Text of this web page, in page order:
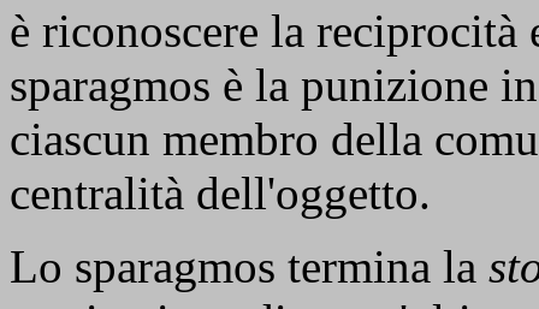
è riconoscere la
sparagmos è la punizione
ciascun membro della
centralità dell'oggetto.
Lo sparagmos termina la